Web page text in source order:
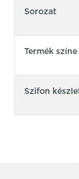
Sorozat
Termék színe
Szifon